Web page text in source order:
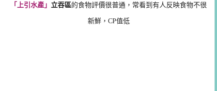
「上引水產」 立吞區的食物評價很普通，常看到有人反映食物不很
新鮮，CP值低